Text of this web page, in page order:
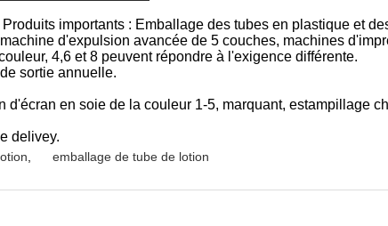
importants : Emballage des tubes en plastique et
d'expulsion avancée de 5 couches, machines
4,6 et 8 peuvent répondre à l'exigence différente.
sortie annuelle.
d'écran en soie de la couleur 1-5, marquant, estampillage
delivey.
emballage de tube de lotion